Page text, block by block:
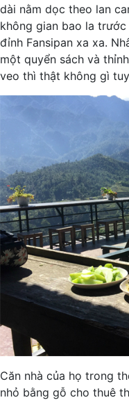
dài nằm dọc theo lan
không gian bao la
đỉnh Fansipan xa xa.
một quyển sách và
veo thì thật không gì
Căn nhà của họ trong
nhỏ bằng gỗ cho thuê